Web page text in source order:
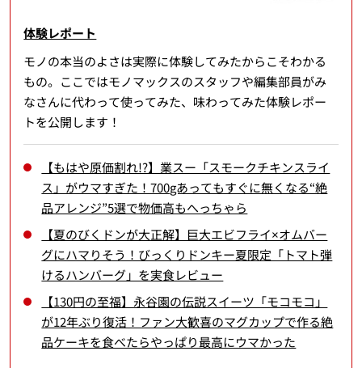
体験レポート
モノの本当のよさは実際に体験してみたからこそわかる
もの。ここではモノマックスのスタッフや編集部員がみ
なさんに代わって使ってみた、味わってみた体験レポー
トを公開します！
【もはや原価割れ!?】業スー「スモークチキンスライ
ス」がウマすぎた！700gあってもすぐに無くなる“絶
品アレンジ”5選で物価高もへっちゃら
【夏のびくドンが大正解】巨大エビフライ×オムバー
グにハマりそう！びっくりドンキー夏限定「トマト弾
けるハンバーグ」を実食レビュー
【130円の至福】永谷園の伝説スイーツ「モコモコ」
が12年ぶり復活！ファン大歓喜のマグカップで作る絶
品ケーキを食べたらやっぱり最高にウマかった